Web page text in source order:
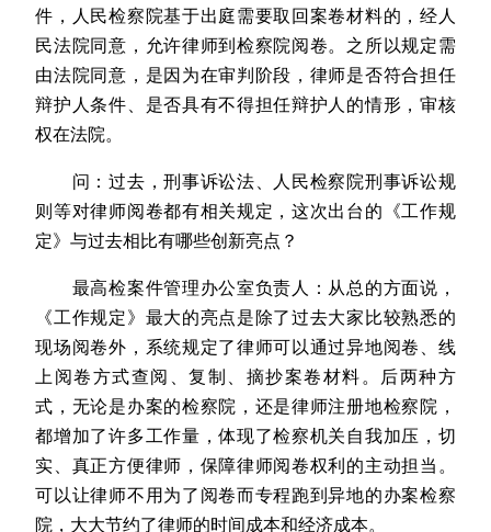
件，人民检察院基于出庭需要取回案卷材料的，经人
民法院同意，允许律师到检察院阅卷。之所以规定需
由法院同意，是因为在审判阶段，律师是否符合担任
辩护人条件、是否具有不得担任辩护人的情形，审核
权在法院。
问：过去，刑事诉讼法、人民检察院刑事诉讼规
则等对律师阅卷都有相关规定，这次出台的《工作规
定》与过去相比有哪些创新亮点？
最高检案件管理办公室负责人：从总的方面说，
《工作规定》最大的亮点是除了过去大家比较熟悉的
现场阅卷外，系统规定了律师可以通过异地阅卷、线
上阅卷方式查阅、复制、摘抄案卷材料。后两种方
式，无论是办案的检察院，还是律师注册地检察院，
都增加了许多工作量，体现了检察机关自我加压，切
实、真正方便律师，保障律师阅卷权利的主动担当。
可以让律师不用为了阅卷而专程跑到异地的办案检察
院，大大节约了律师的时间成本和经济成本。